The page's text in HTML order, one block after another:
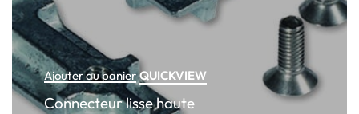
Ajouter au panier QUICKVIEW
Connecteur lisse haute